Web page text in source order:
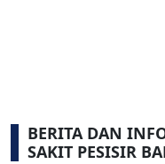
BERITA DAN
SAKIT PESISIR